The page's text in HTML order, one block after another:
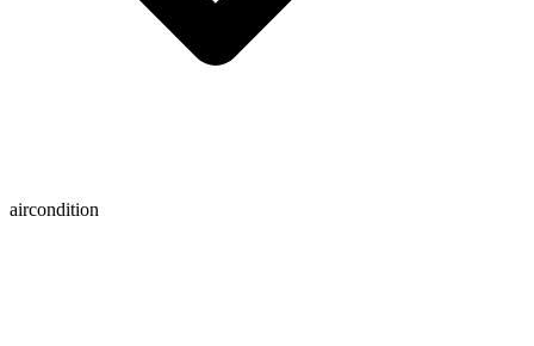
aircondition